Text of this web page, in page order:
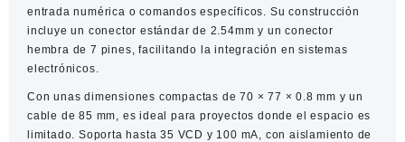
entrada numérica o comandos específicos. Su construcción
incluye un conector estándar de 2.54mm y un conector
hembra de 7 pines, facilitando la integración en sistemas
electrónicos.
Con unas dimensiones compactas de 70 × 77 × 0.8 mm y un
cable de 85 mm, es ideal para proyectos donde el espacio es
limitado. Soporta hasta 35 VCD y 100 mA, con aislamiento de